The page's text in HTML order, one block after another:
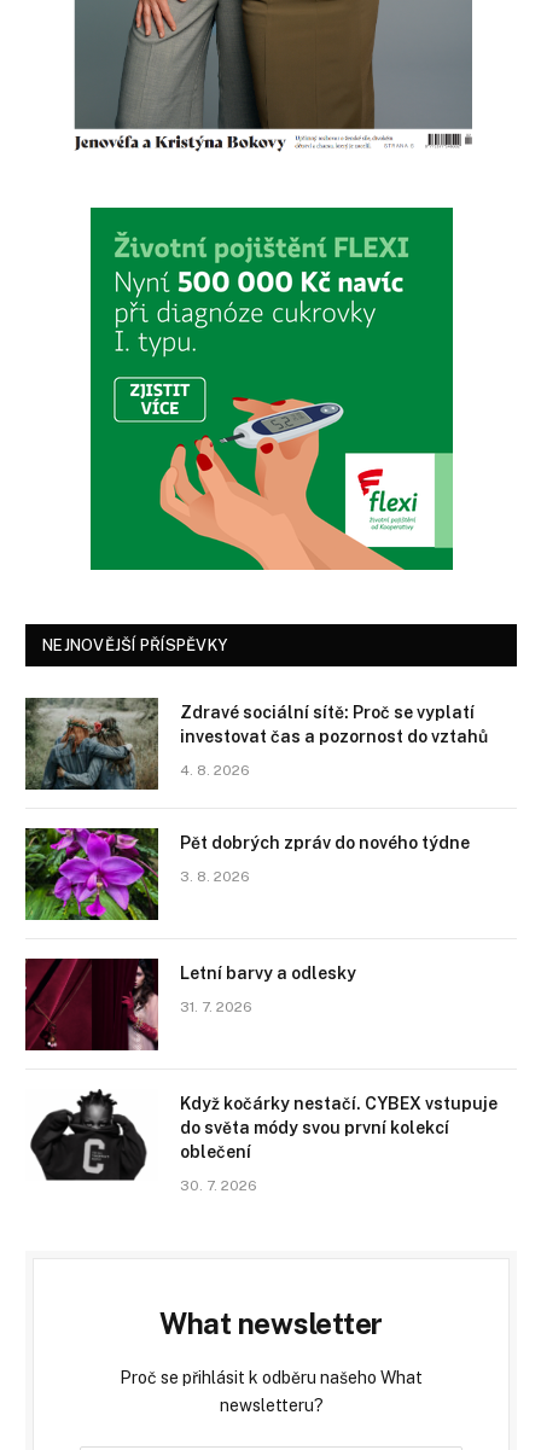
NEJNOVĚJŠÍ PŘÍSPĚVKY
Zdravé sociální sítě: Proč se vyplatí
investovat čas a pozornost do vztahů
4. 8. 2026
Pět dobrých zpráv do nového týdne
3. 8. 2026
Letní barvy a odlesky
31. 7. 2026
Když kočárky nestačí. CYBEX vstupuje
do světa módy svou první kolekcí
oblečení
30. 7. 2026
What newsletter
Proč se přihlásit k odběru našeho What
newsletteru?